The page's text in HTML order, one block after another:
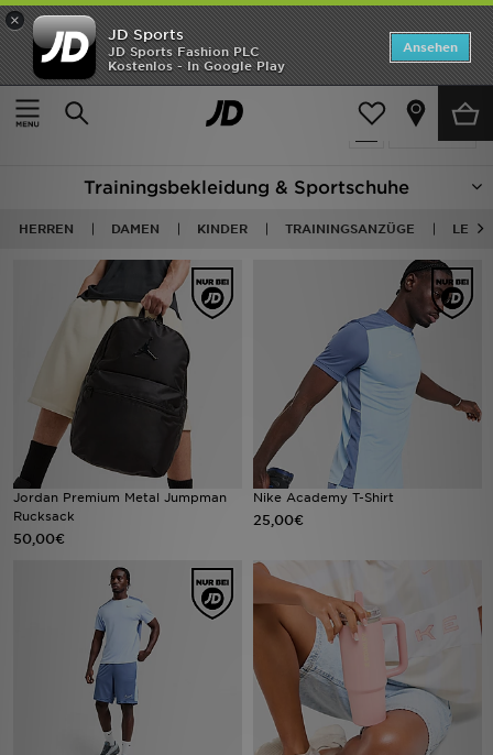
×
JD Sports
JD Sports Fashion PLC
Kostenlos - In Google Play
Ansehen
Home
Training
Verfeinern
1536 Produkte
Trainingsbekleidung & Sportschuhe
HERREN DAMEN KINDER TRAININGSANZÜGE
Jordan Premium Metal Jumpman
Rucksack
50,00€
Nike Academy T-Shirt
25,00€
ANGEBOTE
Neuheiten
Kinder
Bestsellers
Sport
Lade die APP
Filialfinder
Hilfe & Kontakt
Geschenkgutschein